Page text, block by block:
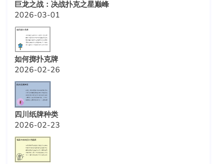
巨龙之战：决战扑克之星巅峰
2026-03-01
如何掷扑克牌
2026-02-26
四川纸牌种类
2026-02-23